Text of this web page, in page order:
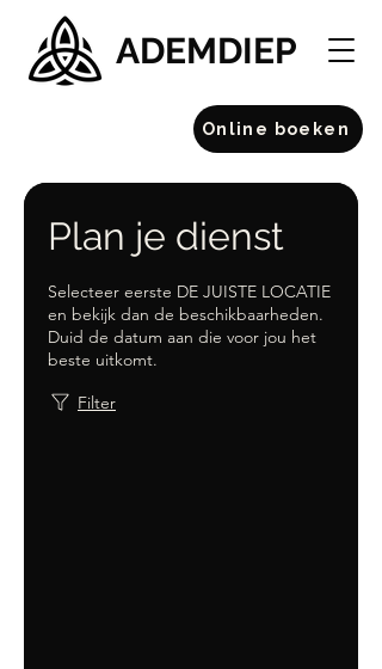
ADEMDIEP
Online boeken
Plan je dienst
Selecteer eerste DE JUISTE LOCATIE
en bekijk dan de beschikbaarheden.
Duid de datum aan die voor jou het
beste uitkomt.
Filter